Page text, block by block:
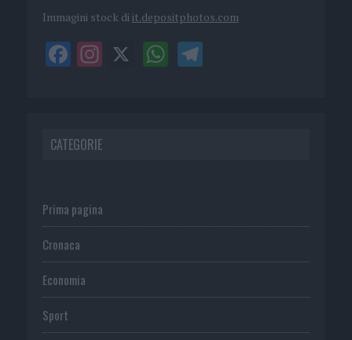
Immagini stock di it.depositphotos.com
CATEGORIE
Prima pagina
Cronaca
Economia
Sport